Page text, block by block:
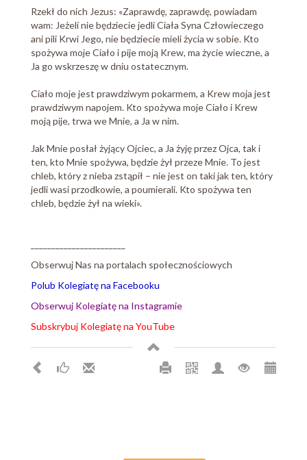
Rzekł do nich Jezus: «Zaprawdę, zaprawdę, powiadam
wam: Jeżeli nie będziecie jedli Ciała Syna Człowieczego
ani pili Krwi Jego, nie będziecie mieli życia w sobie. Kto
spożywa moje Ciało i pije moją Krew, ma życie wieczne, a
Ja go wskrzeszę w dniu ostatecznym.
Ciało moje jest prawdziwym pokarmem, a Krew moja jest
prawdziwym napojem. Kto spożywa moje Ciało i Krew
moją pije, trwa we Mnie, a Ja w nim.
Jak Mnie posłał żyjący Ojciec, a Ja żyję przez Ojca, tak i
ten, kto Mnie spożywa, będzie żył przeze Mnie. To jest
chleb, który z nieba zstąpił – nie jest on taki jak ten, który
jedli wasi przodkowie, a poumierali. Kto spożywa ten
chleb, będzie żył na wieki».
Obserwuj Nas na portalach społecznościowych
Polub Kolegiatę na Facebooku
Obserwuj Kolegiatę na Instagramie
Subskrybuj Kolegiatę na YouTube